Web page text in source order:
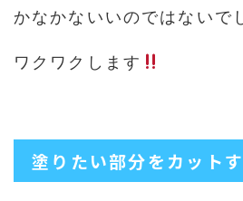
かなかないいのではないで
ワクワクします
塗りたい部分をカット